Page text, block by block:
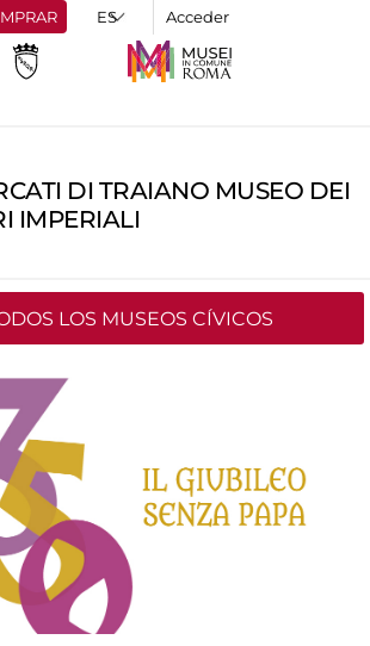
Acceder
DI TRAIANO MUSEO DEI
IMPERIALI
LOS MUSEOS CÍVICOS